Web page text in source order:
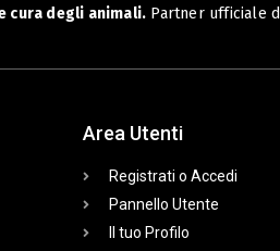
cura degli animali. Partner ufficiale
Area Utenti
Registrati o Accedi
Pannello Utente
Il tuo Profilo